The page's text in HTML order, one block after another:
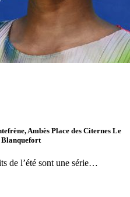
Ambès Place des Citernes Le
Blanquefort
de l’été sont une série…